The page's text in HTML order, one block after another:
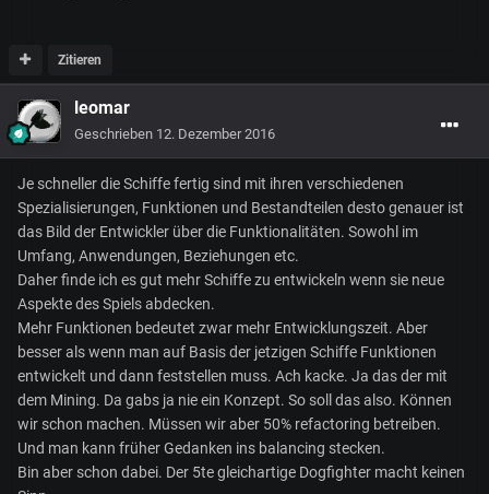
Zitieren
leomar
Geschrieben 12. Dezember 2016
Je schneller die Schiffe fertig sind mit ihren verschiedenen
Spezialisierungen, Funktionen und Bestandteilen desto genauer ist
das Bild der Entwickler über die Funktionalitäten. Sowohl im
Umfang, Anwendungen, Beziehungen etc.
Daher finde ich es gut mehr Schiffe zu entwickeln wenn sie neue
Aspekte des Spiels abdecken.
Mehr Funktionen bedeutet zwar mehr Entwicklungszeit. Aber
besser als wenn man auf Basis der jetzigen Schiffe Funktionen
entwickelt und dann feststellen muss. Ach kacke. Ja das der mit
dem Mining. Da gabs ja nie ein Konzept. So soll das also. Können
wir schon machen. Müssen wir aber 50% refactoring betreiben.
Und man kann früher Gedanken ins balancing stecken.
Bin aber schon dabei. Der 5te gleichartige Dogfighter macht keinen